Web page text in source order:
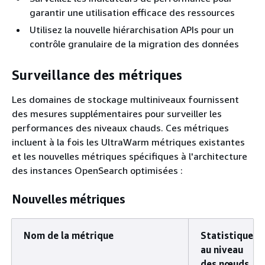
garantir une utilisation efficace des ressources
Utilisez la nouvelle hiérarchisation APIs pour un
contrôle granulaire de la migration des données
Surveillance des métriques
Les domaines de stockage multiniveaux fournissent
des mesures supplémentaires pour surveiller les
performances des niveaux chauds. Ces métriques
incluent à la fois les UltraWarm métriques existantes
et les nouvelles métriques spécifiques à l'architecture
des instances OpenSearch optimisées :
Nouvelles métriques
Nom de la métrique
Statistiques
au niveau